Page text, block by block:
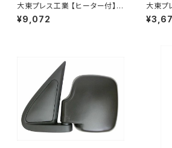
大東プレス工業 【ヒーター付】サ
イドミラー/バックミラーJ08 DI
-7BZ
¥9,072
大東プ
バック
ゼッ